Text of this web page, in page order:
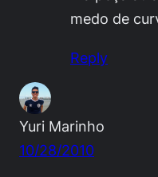
medo de
Reply
Yuri Marinho
10/28/2010